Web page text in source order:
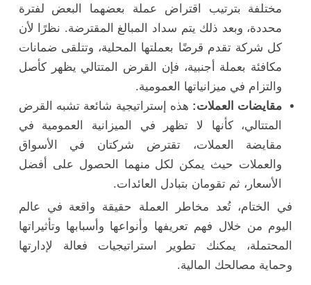
مختلفة بترتيب اقتراض عملة بعضهما البعض لفترة
محددة، وبعد ذلك يتم سداد المبالغ المقترضة. نظرًا لأن
كل شركة تقدم قرضًا بعملتها المحلية، وتتلقى ضمانات
مكافئة بعملة أجنبية، فإن القرض المتتالي يظهر كأصل
والتزام في ميزانياتها العمومية.
مقايضات العملات: هذه إستراتيجية شائعة تشبه القرض
المتتالي، كأنها لا تظهر في الميزانية العمومية في
مقايضة العملات، تقترض شركتان في الأسواق
والعملات حيث يمكن لكل منهما الحصول على أفضل
الأسعار، ثم تقومان بتبادل العائدات.
في الختام، تُعد مخاطر العملة حقيقة واقعة في عالم
اليوم من خلال فهم تعريفها وأنواعها وأسبابها وتأثيراتها
المحتملة، يمكنك تطوير استراتيجيات فعالة لإدارتها
وحماية مصالحك المالية.